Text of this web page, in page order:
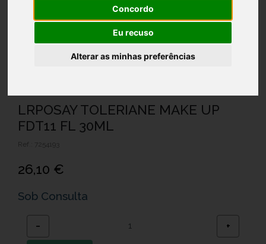
Concordo
Eu recuso
Alterar as minhas preferências
LRPOSAY TOLERIANE MAKE UP
FDT11 FL 30ML
Ref.: 7254193
26,10 €
Sob Consulta
− +